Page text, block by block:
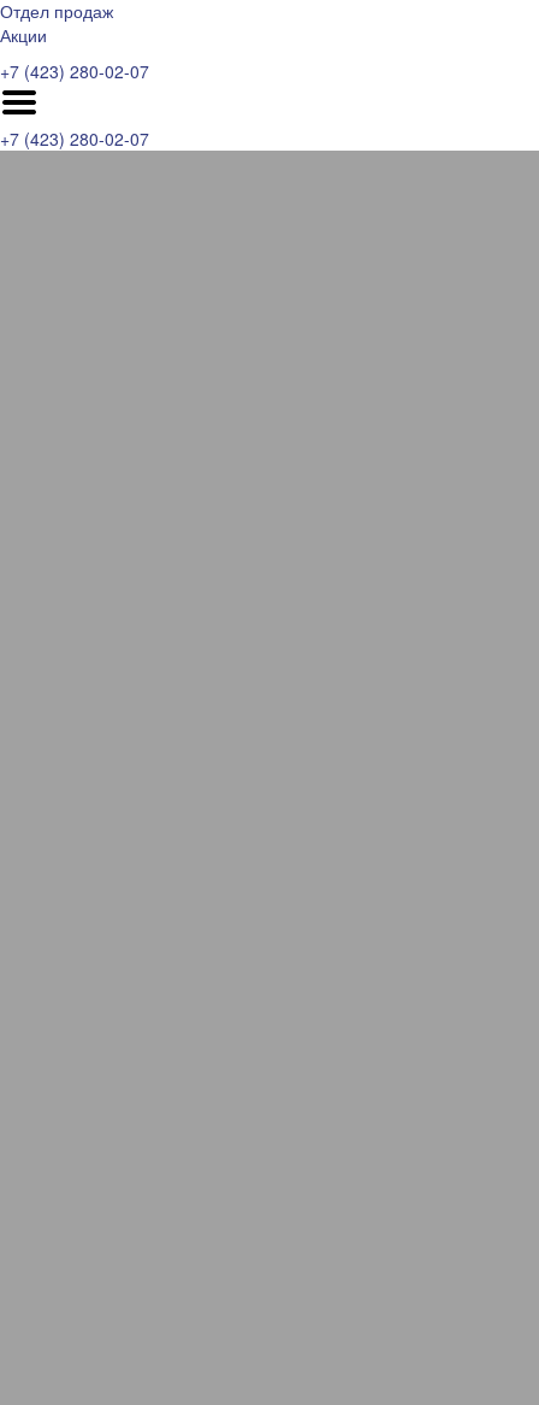
Отдел продаж
Акции
+7 (423) 280-02-07
+7 (423) 280-02-07